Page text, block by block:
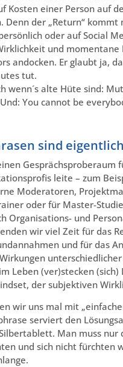
Kosten einer Person auf
Denn der „Return“ kommt
oder auf Social
und momentane
andocken. Er glaubt ja,
tut.
wenn´s alte Hüte sind:
You cannot be
sind
Gesprächsproberaum
leite – zum
Moderatoren,
oder für Master-
Organisations- und
wir viel Zeit für das
und für das
unterschiedlicher
Leben (ver)stecken (sich)
der subjektiven
wir uns mal mit
serviert den
Man muss nur
und sich nicht fürchten